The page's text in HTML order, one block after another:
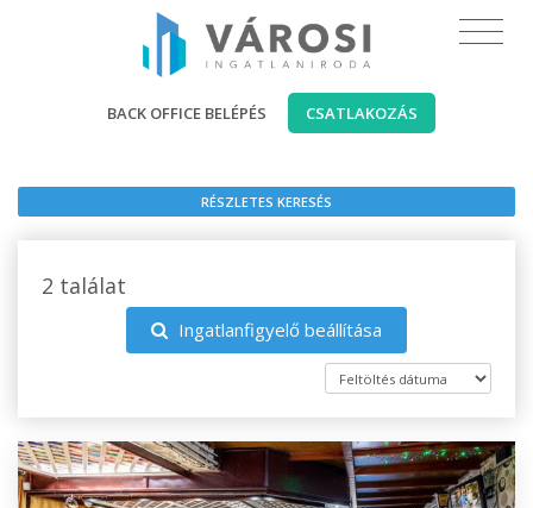
BACK OFFICE BELÉPÉS CSATLAKOZÁS
RÉSZLETES KERESÉS
2 találat
Ingatlanfigyelő beállítása